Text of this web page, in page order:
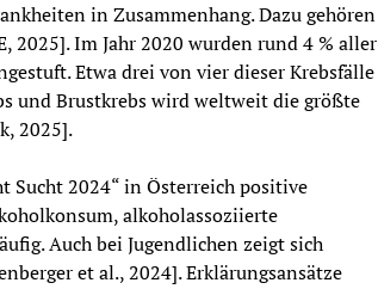
in Zusammenhang. Dazu gehören
2025]. Im Jahr 2020 wurden rund 4 % aller
Etwa drei von vier dieser Krebsfälle
und Brustkrebs wird weltweit die größte
2025].
Sucht 2024“ in Österreich positive
alkoholassoziierte
Auch bei Jugendlichen zeigt sich
et al., 2024]. Erklärungsansätze